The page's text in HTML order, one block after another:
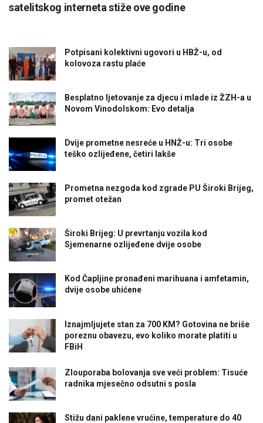
satelitskog interneta stiže ove godine
Potpisani kolektivni ugovori u HBŽ-u, od
kolovoza rastu plaće
Besplatno ljetovanje za djecu i mlade iz ŽZH-a u
Novom Vinodolskom: Evo detalja
Dvije prometne nesreće u HNŽ-u: Tri osobe
teško ozlijeđene, četiri lakše
Prometna nezgoda kod zgrade PU Široki Brijeg,
promet otežan
Široki Brijeg: U prevrtanju vozila kod
Sjemenarne ozlijeđene dvije osobe
Kod Čapljine pronađeni marihuana i amfetamin,
dvije osobe uhićene
Iznajmljujete stan za 700 KM? Gotovina ne briše
poreznu obavezu, evo koliko morate platiti u
FBiH
Zlouporaba bolovanja sve veći problem: Tisuće
radnika mjesečno odsutni s posla
Stižu dani paklene vrućine, temperature do 40